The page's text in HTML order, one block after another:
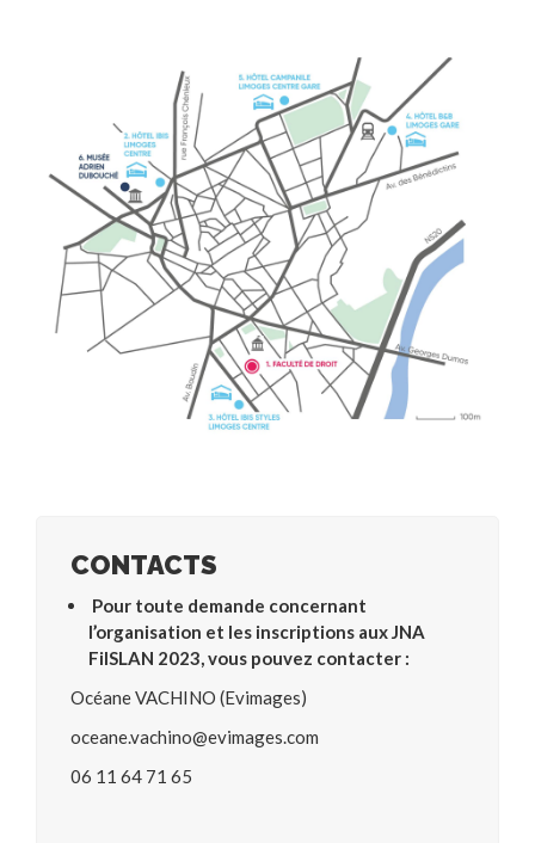
CONTACTS
Pour toute demande concernant
l’organisation et les inscriptions aux JNA
FilSLAN 2023, vous pouvez contacter :
Océane VACHINO (Evimages)
oceane.vachino@evimages.com
06 11 64 71 65